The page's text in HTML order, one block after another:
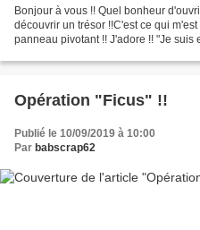
Bonjour à vous !! Quel bonheur
découvrir un trésor !!C'est ce qui
panneau pivotant !! J'adore !! "Je suis
Opération "Ficus" !!
Publié le 10/09/2019 à 10:00
Par babscrap62